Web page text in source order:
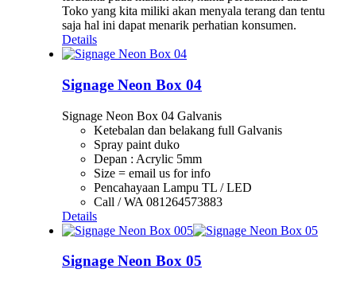
Toko yang kita miliki akan menyala terang dan tentu
saja hal ini dapat menarik perhatian konsumen.
Details
Signage Neon Box 04
Signage Neon Box 04 Galvanis
Ketebalan dan belakang full Galvanis
Spray paint duko
Depan : Acrylic 5mm
Size = email us for info
Pencahayaan Lampu TL / LED
Call / WA 081264573883
Details
Signage Neon Box 05